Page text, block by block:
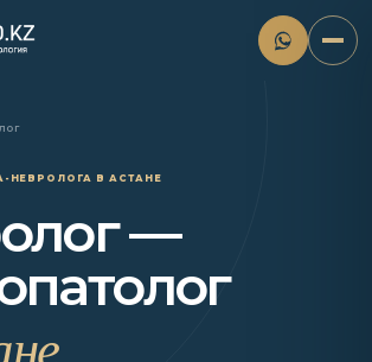
НЕВРОЛОГА В АСТАНЕ
—